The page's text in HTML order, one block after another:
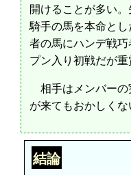
開けることが多い
騎手の馬を本命と
者の馬にハンデ戦
プン入り初戦だが重
相手はメンバー
が来てもおかしくな
結論